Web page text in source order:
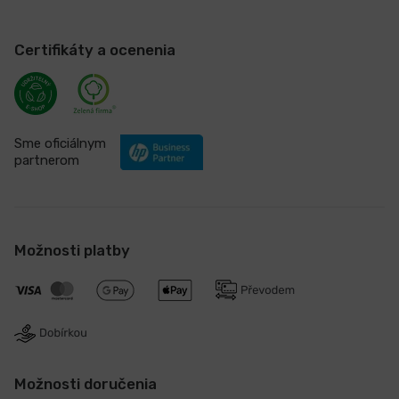
Certifikáty a ocenenia
Sme oficiálnym
partnerom
Možnosti platby
Možnosti doručenia